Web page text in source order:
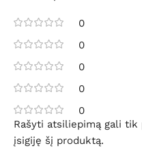
0
0
0
0
0
Rašyti atsiliepimą gali
įsigiję šį produktą.